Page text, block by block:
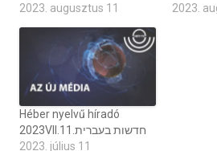
2023. augusztus 11
2023.
Héber nyelvű híradó
2023VII.11.חדשות בעברית
2023. július 11